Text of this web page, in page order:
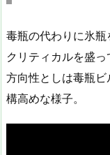
毒瓶の代わりに氷
クリティカルを盛っ
方向性としは毒瓶
構高めな様子。